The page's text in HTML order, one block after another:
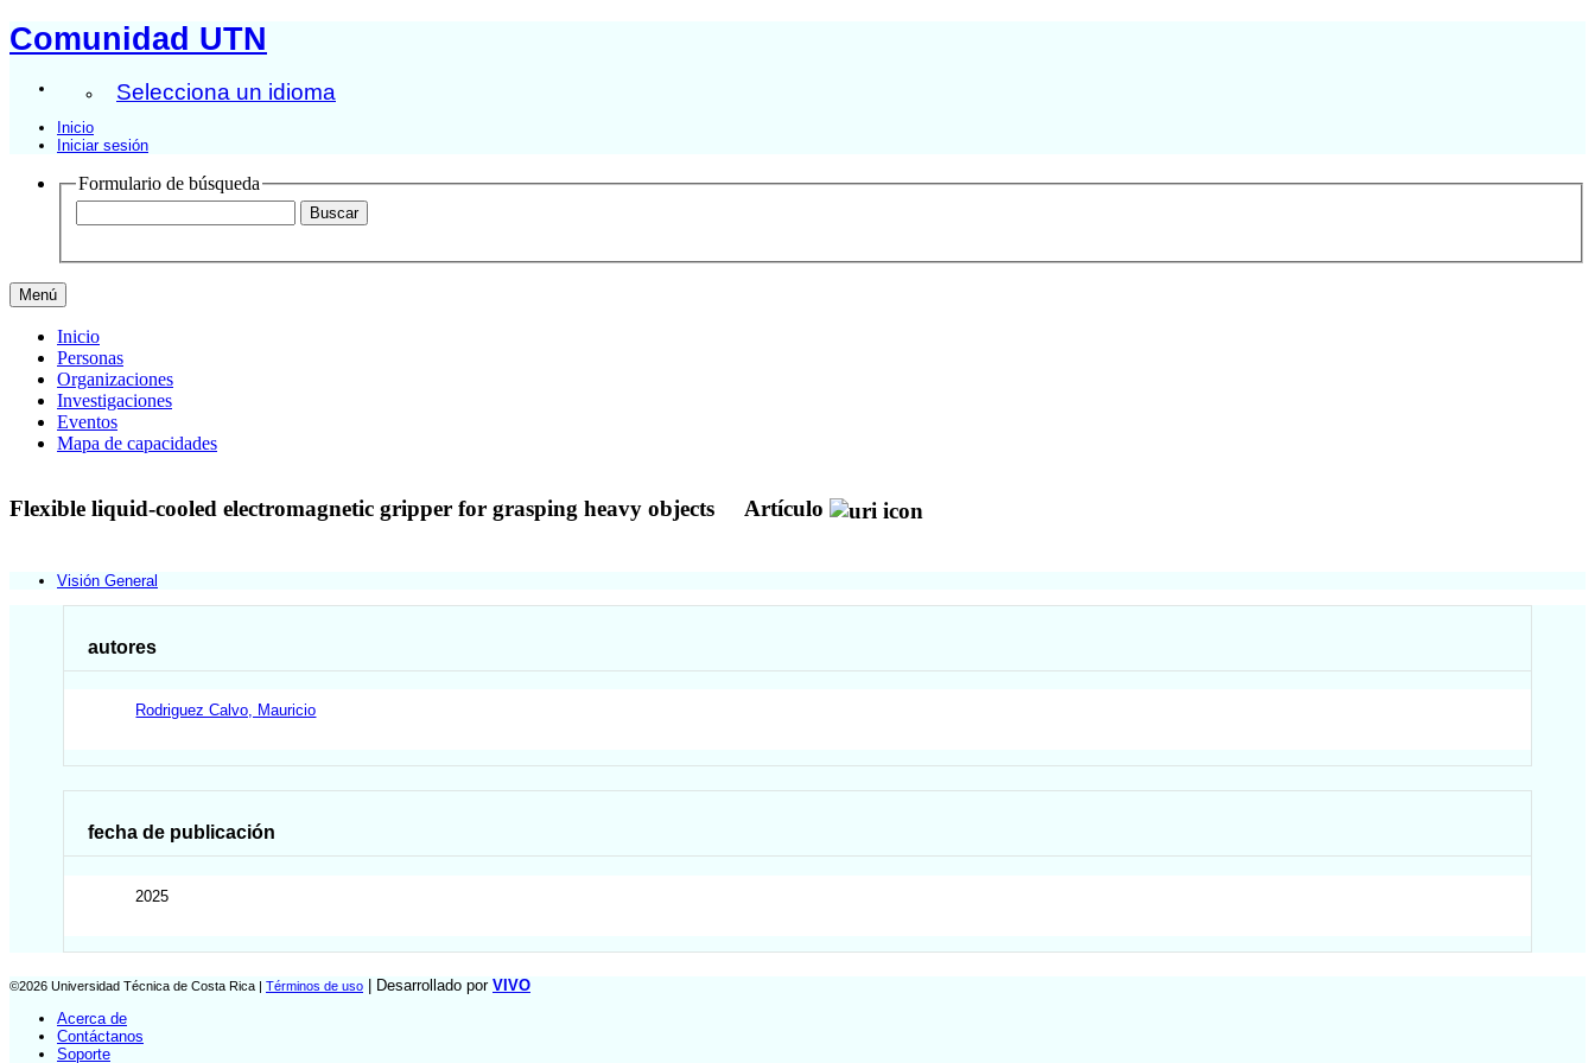
Comunidad UTN
Selecciona un idioma
Inicio
Iniciar sesión
Formulario de búsqueda
Menú
Inicio
Personas
Organizaciones
Investigaciones
Eventos
Mapa de capacidades
Flexible liquid-cooled electromagnetic gripper for grasping heavy objects Artículo
Visión General
autores
Rodriguez Calvo, Mauricio
fecha de publicación
2025
©2026 Universidad Técnica de Costa Rica | Términos de uso | Desarrollado por VIVO
Acerca de
Contáctanos
Soporte